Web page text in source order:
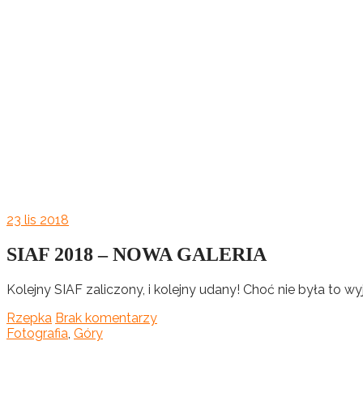
23 lis 2018
SIAF 2018 – NOWA GALERIA
Kolejny SIAF zaliczony, i kolejny udany! Choć nie była to
Rzepka Brak komentarzy
Fotografia, Góry